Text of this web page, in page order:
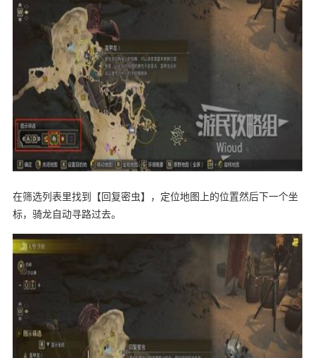
在筛选列表里找到【回复密虫】，定位地图上的位置然后下一个坐
标，骑龙自动寻路过去。